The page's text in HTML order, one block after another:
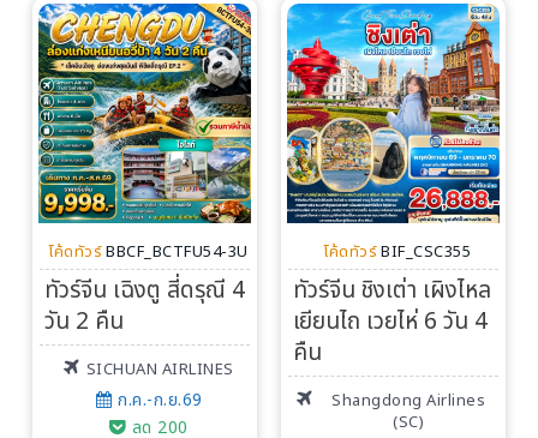
โค้ดทัวร์ BBCF_BCTFU54-3U
ทัวร์จีน เฉิงตู สี่ดรุณี 4
วัน 2 คืน
SICHUAN AIRLINES
ก.ค.-ก.ย.69
ลด 200
โค้ดทัวร์ BIF_CSC355
ทัวร์จีน ชิงเต่า เผิงไหล
เยียนไถ เวยไห่ 6 วัน 4
คืน
Shangdong Airlines
(SC)